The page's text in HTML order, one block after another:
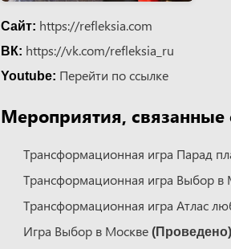
Сайт: https://refleksia.com
ВК: https://vk.com/refleksia_ru
Youtube: Перейти по ссылке
Мероприятия, связанные
Трансформационная игра Парад
Трансформационная игра Выбор в
Трансформационная игра Атлас
Игра Выбор в Москве (Проведено)